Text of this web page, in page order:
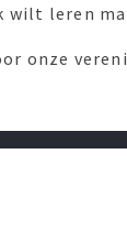
wilt leren
onze